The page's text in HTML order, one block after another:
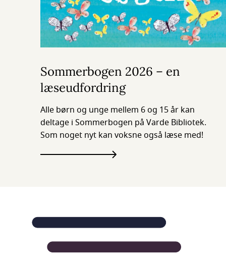
Sommerbogen 2026 – en
læseudfordring
Alle børn og unge mellem 6 og 15 år kan
deltage i Sommerbogen på Varde Bibliotek.
Som noget nyt kan voksne også læse med!